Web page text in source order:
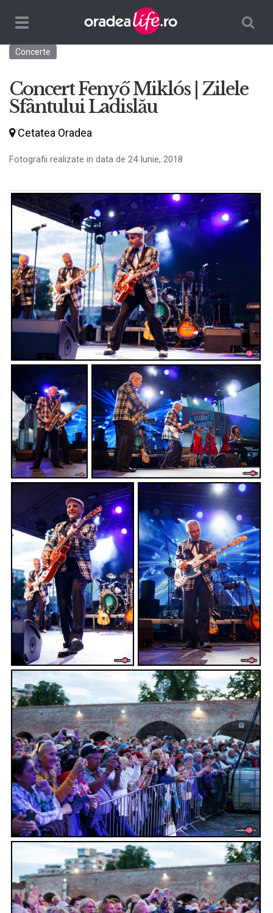
TPL_ORADEALIFE_TOGGLE_NAVIGATION
Concerte
Concert Fenyő Miklós | Zilele
Sfântului Ladislău
Cetatea Oradea
Fotografii realizate in data de 24 Iunie, 2018